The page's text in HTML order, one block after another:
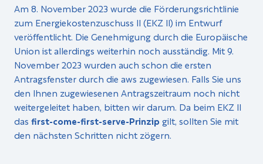
Am 8. November 2023 wurde die Förderungsrichtlinie
zum Energiekostenzuschuss II (EKZ II) im Entwurf
veröffentlicht. Die Genehmigung durch die Europäische
Union ist allerdings weiterhin noch ausständig. Mit 9.
November 2023 wurden auch schon die ersten
Antragsfenster durch die aws zugewiesen. Falls Sie uns
den Ihnen zugewiesenen Antragszeitraum noch nicht
weitergeleitet haben, bitten wir darum. Da beim EKZ II
das first-come-first-serve-Prinzip gilt, sollten Sie mit
den nächsten Schritten nicht zögern.